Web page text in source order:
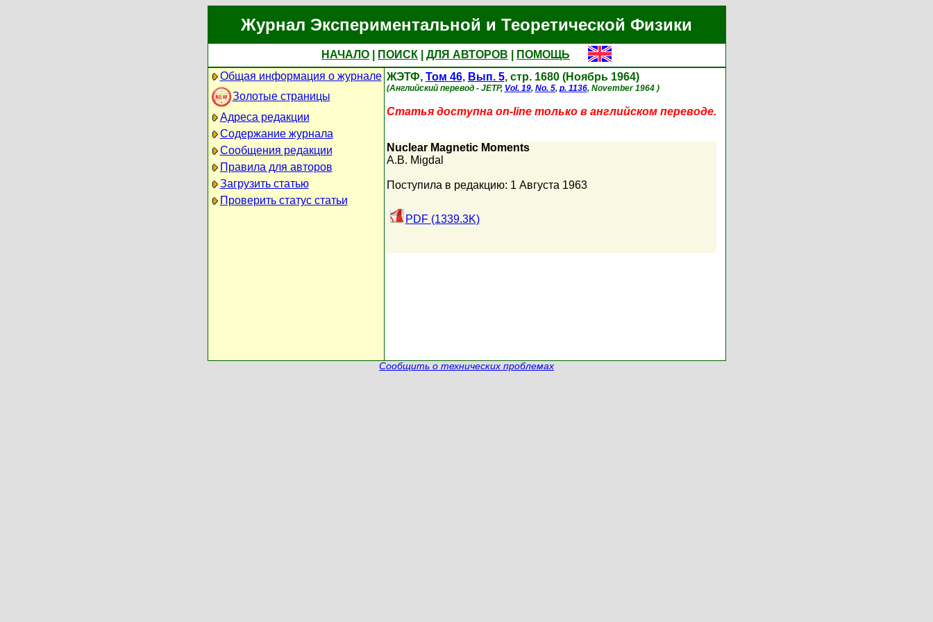
Журнал Экспериментальной и Теоретической Физики
НАЧАЛО ПОИСК ДЛЯ АВТОРОВ
ПОМОЩЬ
Общая информация о журнале
Золотые страницы
Адреса редакции
Содержание журнала
Сообщения редакции
Правила для авторов
Загрузить статью
Проверить статус статьи
ЖЭТФ, Том 46, Вып. 5, стр. 1680 (Ноябрь 1964)
(Английский перевод - JETP, Vol. 19, No. 5, p. 1136, November 1964 )
Статья доступна on-line только в английском переводе.
Nuclear Magnetic Moments
A.B. Migdal
Поступила в редакцию: 1 Августа 1963
PDF (1339.3K)
Сообщить о технических проблемах